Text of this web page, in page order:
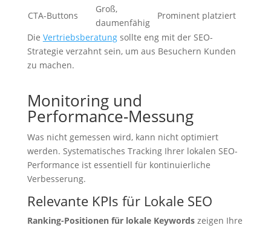
CTA-Buttons
Groß,
daumenfähig
Prominent platziert
Die Vertriebsberatungsollte eng mit der SEO-
Strategie verzahnt sein, um aus Besuchern Kunden
zu machen.
Monitoring und
Performance-Messung
Was nicht gemessen wird, kann nicht optimiert
werden. Systematisches Tracking Ihrer lokalen SEO-
Performance ist essentiell für kontinuierliche
Verbesserung.
Relevante KPIs für Lokale SEO
Ranking-Positionen für lokale Keywordszeigen Ihre